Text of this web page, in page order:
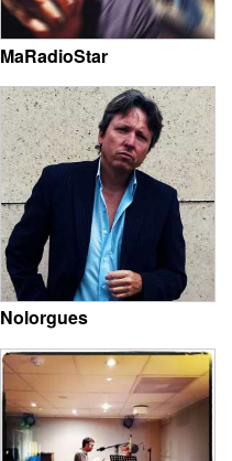
MaRadioStar
Nolorgues